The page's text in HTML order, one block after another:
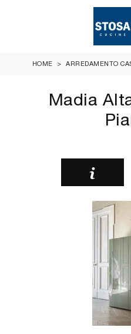
HOME > ARREDAMENTO
Madia